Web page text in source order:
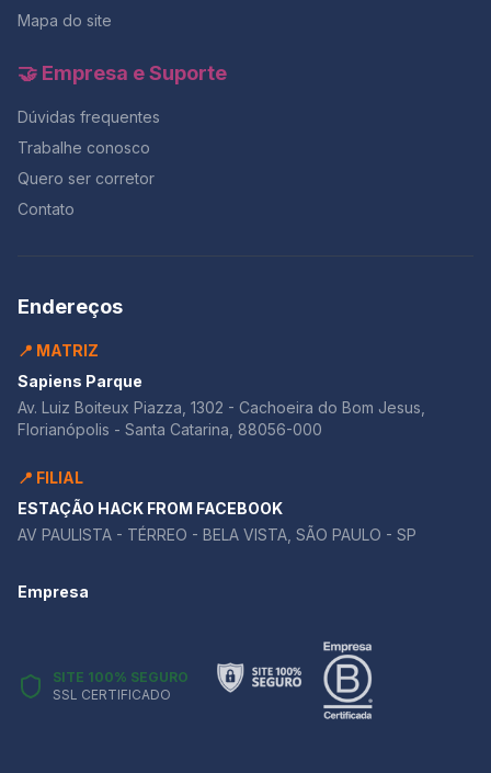
Mapa do site
🤝 Empresa e Suporte
Dúvidas frequentes
Trabalhe conosco
Quero ser corretor
Contato
Endereços
📍 MATRIZ
Sapiens Parque
Av. Luiz Boiteux Piazza, 1302 - Cachoeira do Bom Jesus,
Florianópolis - Santa Catarina, 88056-000
📍 FILIAL
ESTAÇÃO HACK FROM FACEBOOK
AV PAULISTA - TÉRREO - BELA VISTA, SÃO PAULO - SP
Empresa
SITE 100% SEGURO
SSL CERTIFICADO